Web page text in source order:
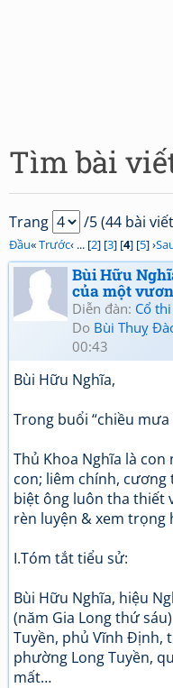
Tìm bài
Trang /5 (44 bài
Đầu«Trước‹ ... [2] [3] [4] [5] ›
Bùi Hữu
của một
Diễn đàn: Cổ
Do Bùi Thuỵ
00:43
Bùi Hữu Nghĩa,
Trong buổi “chiều
Thủ Khoa Nghĩa là
con; liêm chính,
biệt ông luôn tha thiết
rèn luyện & xem
I.Tóm tắt tiểu sử:
Bùi Hữu Nghĩa, hiệu
(năm Gia Long thứ
Tuyền, phủ Vĩnh Định,
phường Long Tuyền,
mất…